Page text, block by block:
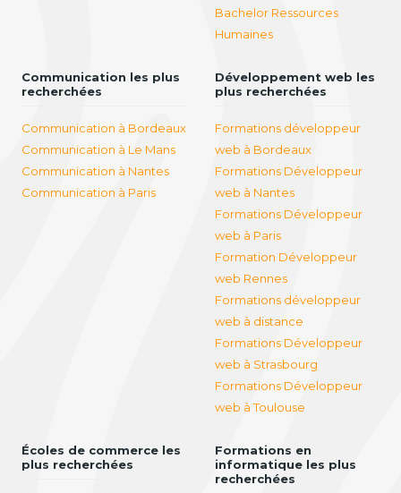
Bachelor Ressources
Humaines
Communication les plus
recherchées
Communication à Bordeaux
Communication à Le Mans
Communication à Nantes
Communication à Paris
Développement web les
plus recherchées
Formations développeur
web à Bordeaux
Formations Développeur
web à Nantes
Formations Développeur
web à Paris
Formation Développeur
web Rennes
Formations développeur
web à distance
Formations Développeur
web à Strasbourg
Formations Développeur
web à Toulouse
Écoles de commerce les
plus recherchées
Formations en
informatique les plus
recherchées